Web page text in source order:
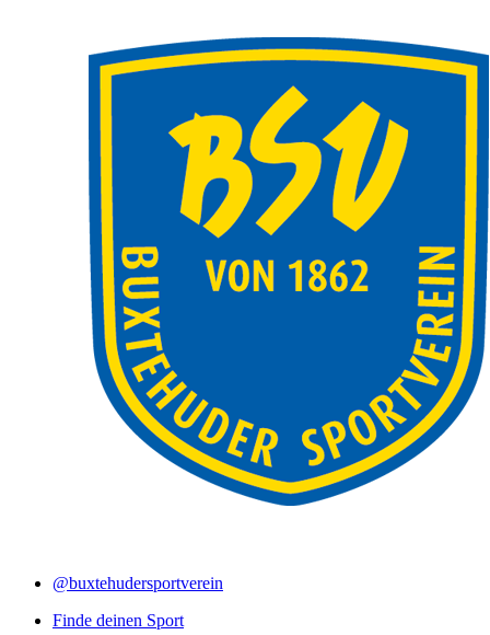
@buxtehudersportverein
Finde deinen Sport